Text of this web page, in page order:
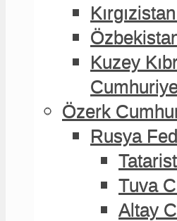
Kuzey
Özerk
Rusya
Tuva
Altay
Kuzey
Özerk
Rusya
Tuva
Altay